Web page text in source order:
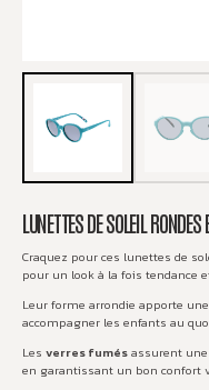
LUNETTES DE SOLEIL
Craquez pour ces lunettes de
pour un look à la fois tendance
Leur forme arrondie apporte
accompagner les enfants au
Les verres fumésassurent
en garantissant un bon confort